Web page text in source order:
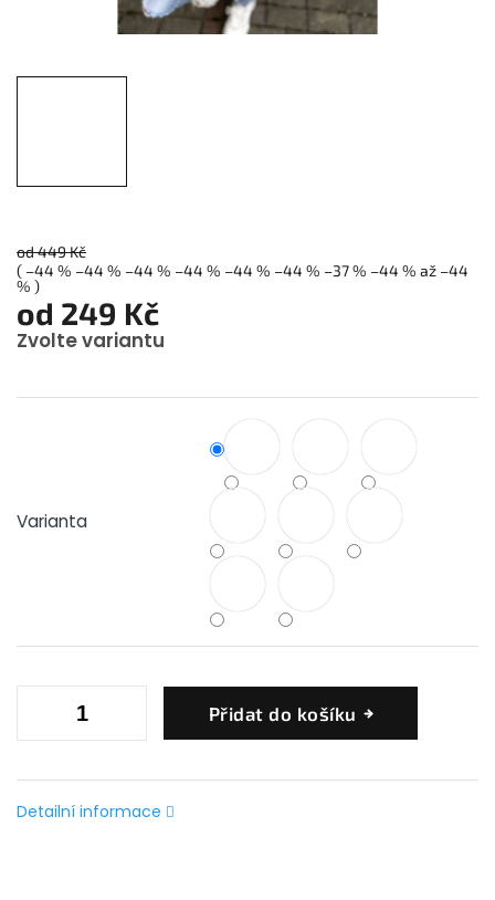
od 449 Kč
( –44 % –44 % –44 % –44 % –44 % –44 % –37 % –44 % až –44
% )
od 249 Kč
Zvolte variantu
cena:
Varianta
Přidat do košíku
Detailní informace